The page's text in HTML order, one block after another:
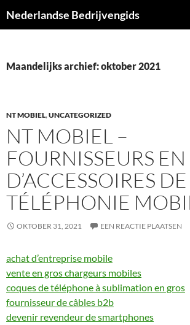
naar
Nederlandse Bedrijvengids
Maandelijks archief: oktober 2021
NT MOBIEL,UNCATEGORIZED
NT MOBIEL –
FOURNISSEURS EN
D’ACCESSOIRES DE
TÉLÉPHONIE
OKTOBER 31, 2021 EEN REACTIE PLAATSEN
achat d’entreprise mobile
vente en gros chargeurs mobiles
coques de téléphone à sublimation en gros
fournisseur de câbles b2b
devenir revendeur de smartphones